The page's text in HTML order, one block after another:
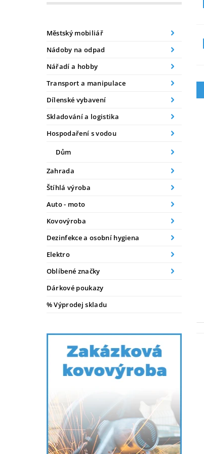
Městský mobiliář
Nádoby na odpad
Nářadí a hobby
Transport a manipulace
Dílenské vybavení
Skladování a logistika
Hospodaření s vodou
Dům
Zahrada
Štíhlá výroba
Auto - moto
Kovovýroba
Dezinfekce a osobní hygiena
Elektro
Oblíbené značky
Dárkové poukazy
% Výprodej skladu